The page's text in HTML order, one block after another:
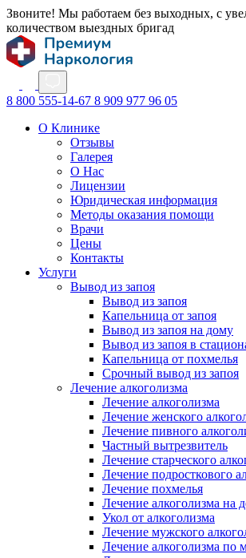
Звоните! Мы работаем без выходных, с
количеством выездных бригад
8 800 555-14-67 8 909 977 96 05
О Клинике
Отзывы
Галерея
О Нас
Лицензии
Юридическая информация
Методы оказания помощи
Врачи
Цены
Контакты
Услуги
Вывод из запоя
Вывод из запоя
Капельница от запоя
Вывод из запоя на дому
Вывод из запоя в
Капельница от похмелья
Срочный вывод из запоя
Лечение алкоголизма
Лечение алкоголизма
Лечение женского
Лечение пивного
Частный вытрезвитель
Лечение старческого
Лечение подросткового
Лечение похмелья
Лечение алкоголизма на
Укол от алкоголизма
Лечение мужского
Лечение алкоголизма по